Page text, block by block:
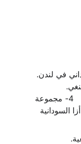
في لندن.
في هارينغي.
3- رابطة بني عامر والحباب.           4- مجموعة
مدرسة أزا السودانية